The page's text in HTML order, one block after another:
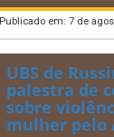
Publicado em: 7 de
UBS de
palestra de
sobre
mulher pelo